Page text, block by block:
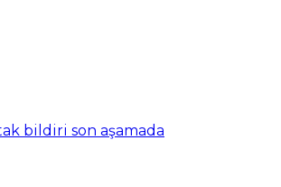
bildiri son aşamada